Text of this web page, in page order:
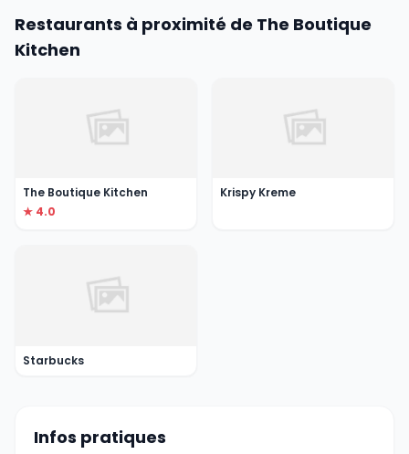
Restaurants à proximité de The Boutique
Kitchen
The Boutique Kitchen
★ 4.0
Krispy Kreme
Starbucks
Infos pratiques